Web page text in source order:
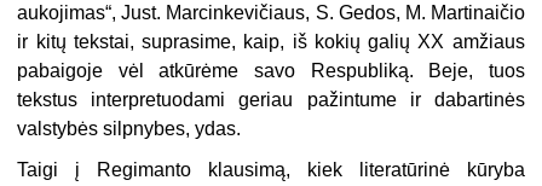
aukojimas“, Just. Marcinkevičiaus, S. Gedos, M. Martinaičio
ir kitų tekstai, suprasime, kaip, iš kokių galių XX amžiaus
pabaigoje vėl atkūrėme savo Respubliką. Beje, tuos
tekstus interpretuodami geriau pažintume ir dabartinės
valstybės silpnybes, ydas.
Taigi į Regimanto klausimą, kiek literatūrinė kūryba